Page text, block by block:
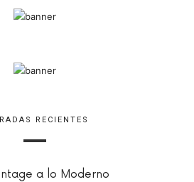
RECIENTES
a lo Moderno